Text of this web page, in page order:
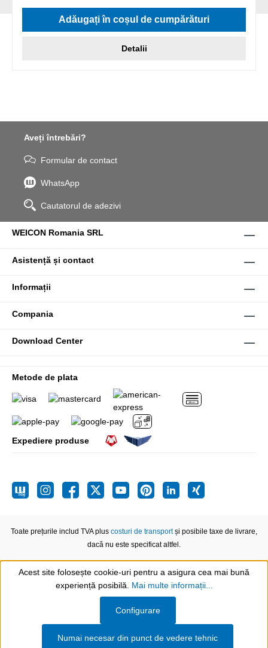
Adăugați în coșul de cumpărături
Detalii
Aveți întrebări?
Formular de contact
WhatsApp
Cautatorul de adezivi
WEICON Romania SRL
Asistență și contact
Informații
Compania
Download Center
Metode de plata
Expediere produse
Toate prețurile includ TVA plus costuri de transportși posibile taxe de livrare,
dacă nu este specificat altfel.
Acest site folosește cookie-uri pentru a asigura cea mai bună
experiență posibilă. Mai multe informații...
Numai necesar din punct de vedere tehnic
Configurare